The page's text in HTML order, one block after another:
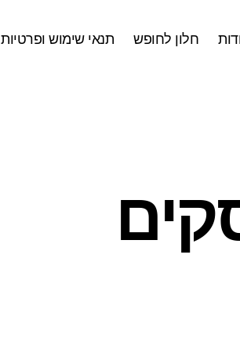
חלון לחופש תנאי שימוש ופרטיות